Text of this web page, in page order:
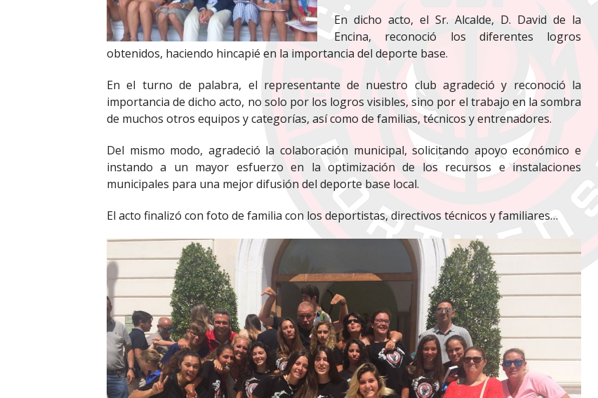
En dicho acto, el Sr. Alcalde, D. David de la
Encina, reconoció los diferentes logros
obtenidos, haciendo hincapié en la importancia del deporte base.
En el turno de palabra, el representante de nuestro club agradeció y reconoció la
importancia de dicho acto, no solo por los logros visibles, sino por el trabajo en la sombra
de muchos otros equipos y categorías, así como de familias, técnicos y entrenadores.
Del mismo modo, agradeció la colaboración municipal, solicitando apoyo económico e
instando a un mayor esfuerzo en la optimización de los recursos e instalaciones
municipales para una mejor difusión del deporte base local.
El acto finalizó con foto de familia con los deportistas, directivos técnicos y familiares…